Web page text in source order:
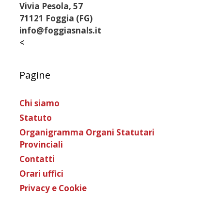
Vivia Pesola, 57
71121 Foggia (FG)
info@foggiasnals.it
<
Pagine
Chi siamo
Statuto
Organigramma Organi Statutari
Provinciali
Contatti
Orari uffici
Privacy e Cookie